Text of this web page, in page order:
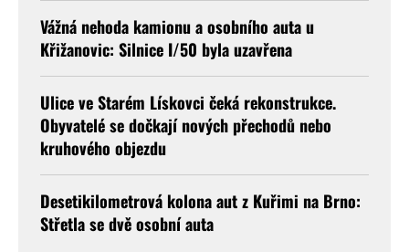
Vážná nehoda kamionu a osobního auta u
Křižanovic: Silnice I/50 byla uzavřena
Ulice ve Starém Lískovci čeká rekonstrukce.
Obyvatelé se dočkají nových přechodů nebo
kruhového objezdu
Desetikilometrová kolona aut z Kuřimi na Brno:
Střetla se dvě osobní auta